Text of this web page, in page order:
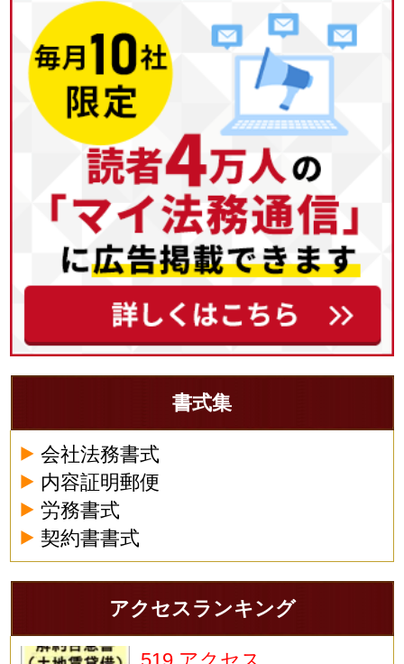
書式集
会社法務書式
内容証明郵便
労務書式
契約書書式
アクセスランキング